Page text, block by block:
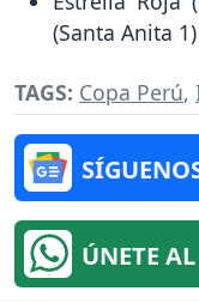
(Santa Anita 1)
TAGS: Copa Perú,
ÚNETE